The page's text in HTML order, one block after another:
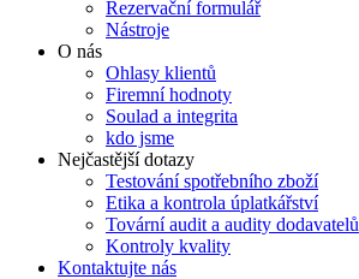
Rezervační formulář
Nástroje
O nás
Ohlasy klientů
Firemní hodnoty
Soulad a integrita
kdo jsme
Nejčastější dotazy
Testování spotřebního zboží
Etika a kontrola úplatkářství
Tovární audit a audity dodavatelů
Kontroly kvality
Kontaktujte nás